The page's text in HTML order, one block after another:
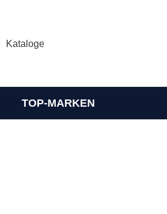
Kataloge
TOP-MARKEN